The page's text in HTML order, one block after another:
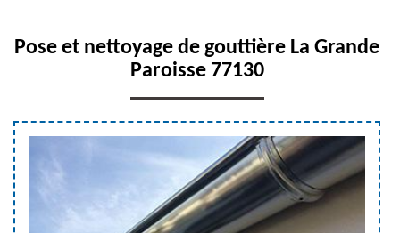
Pose et nettoyage de gouttière La Grande
Paroisse 77130